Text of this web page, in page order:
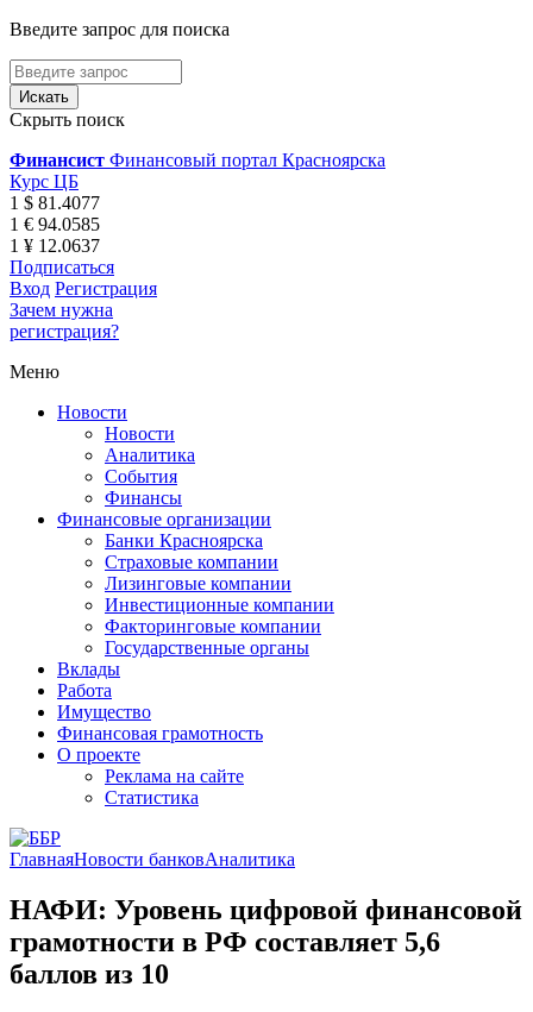
Введите запрос для поиска
Скрыть поиск
Финансист Финансовый портал Красноярска
Курс ЦБ
1 $ 81.4077
1 € 94.0585
1 ¥ 12.0637
Подписаться
Вход Регистрация
Зачем нужна
регистрация?
Меню
Новости
Новости
Аналитика
События
Финансы
Финансовые организации
Банки Красноярска
Страховые компании
Лизинговые компании
Инвестиционные компании
Факторинговые компании
Государственные органы
Вклады
Работа
Имущество
Финансовая грамотность
О проекте
Реклама на сайте
Статистика
ГлавнаяНовости банковАналитика
НАФИ: Уровень цифровой финансовой
грамотности в РФ составляет 5,6
баллов из 10